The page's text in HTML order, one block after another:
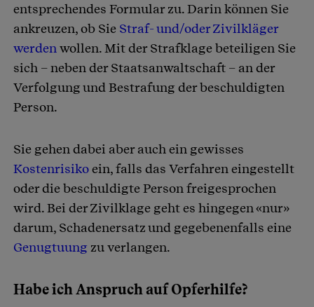
entsprechendes Formular zu. Darin können Sie
ankreuzen, ob Sie Straf- und/oder Zivilkläger
werdenwollen. Mit der Strafklage beteiligen Sie
sich – neben der Staatsanwaltschaft – an der
Verfolgung und Bestrafung der beschuldigten
Person.
Sie gehen dabei aber auch ein gewisses
Kostenrisikoein, falls das Verfahren eingestellt
oder die beschuldigte Person freigesprochen
wird. Bei der Zivilklage geht es hingegen «nur»
darum, Schadenersatz und gegebenenfalls eine
Genugtuung zu verlangen.
Habe ich Anspruch auf Opferhilfe?